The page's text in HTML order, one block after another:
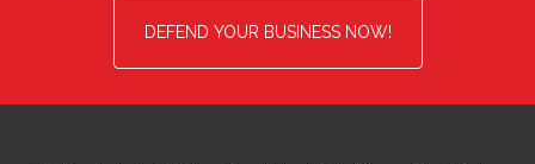
DEFEND YOUR BUSINESS NOW!